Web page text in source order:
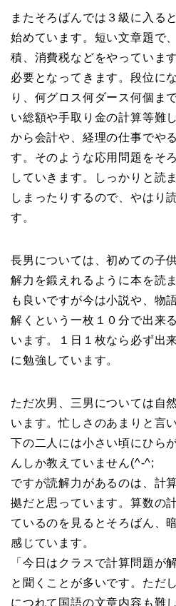
またそろばんでは３級に入る
始めています。短い文章題で
積、消費税などをやっていま
必要となってきます。段位に
り、何グロス何ダース何個ま
い総額や手取り金の計算等難
から会計や、経理の仕事でや
す。そのような応用問題をそ
していきます。しっかりと読
しまったりするので、やはり
す。
長男については、初めての子
解力を鍛えれるように本を読
も良いですが今は小説や、物
解くという一枚１０分で出来
います。１日１枚なら必ず出
に勉強しています。
ただ次男、三男については自
います。忙しさのあまりと言
下の二人には小さい頃にひら
んしか教えていません(^-^;
ですが読解力があるのは、計
拠だと思っています。算数の
ているのを見るとそろばん、
感じています。
「今日はクラスで計算問題が
と聞くことが多いです。ただ
につれて国語の文章内容も難